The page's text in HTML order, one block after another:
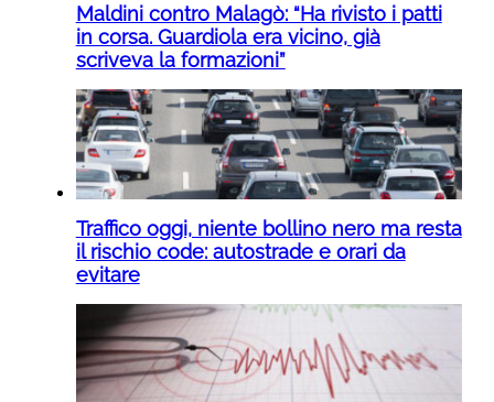
Maldini contro Malagò: “Ha rivisto i patti
in corsa. Guardiola era vicino, già
scriveva la formazioni”
Traffico oggi, niente bollino nero ma resta
il rischio code: autostrade e orari da
evitare